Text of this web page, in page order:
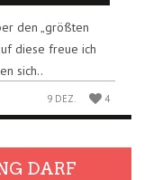
den „größten
diese freue ich
sich..
9 DEZ. 4
DARF